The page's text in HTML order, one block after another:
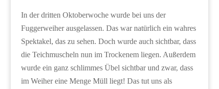
In der dritten Oktoberwoche wurde bei uns der
Fuggerweiher ausgelassen. Das war natürlich ein wahres
Spektakel, das zu sehen. Doch wurde auch sichtbar, dass
die Teichmuscheln nun im Trockenem liegen. Außerdem
wurde ein ganz schlimmes Übel sichtbar und zwar, dass
im Weiher eine Menge Müll liegt! Das tut uns als